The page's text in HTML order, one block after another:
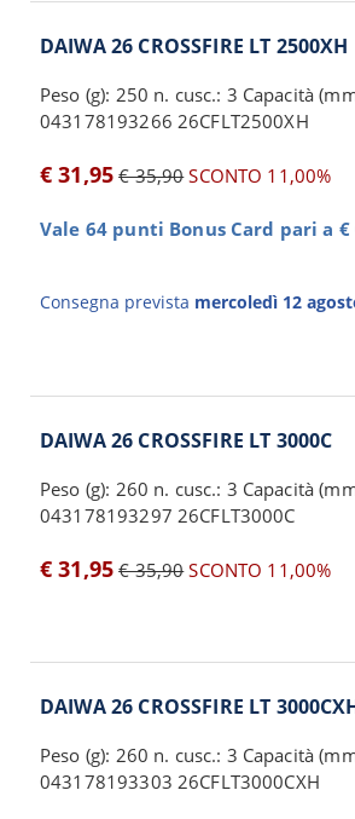
DAIWA 26 CROSSFIRE LT 2500XH
Peso (g): 250 n. cusc.: 3 Capacità
043178193266 26CFLT2500XH
€ 31,95 € 35,90SCONTO 11,00%
Vale 64 punti Bonus Card pari a
Consegna prevista mercoledì 12
DAIWA 26 CROSSFIRE LT 3000C
Peso (g): 260 n. cusc.: 3 Capacità
043178193297 26CFLT3000C
€ 31,95 € 35,90SCONTO 11,00%
DAIWA 26 CROSSFIRE LT
Peso (g): 260 n. cusc.: 3 Capacità
043178193303 26CFLT3000CXH